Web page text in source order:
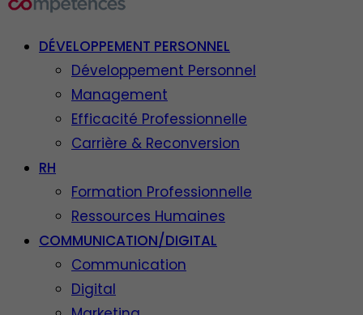
DÉVELOPPEMENT PERSONNEL
Développement Personnel
Management
Efficacité Professionnelle
Carrière & Reconversion
RH
Formation Professionnelle
Ressources Humaines
COMMUNICATION/DIGITAL
Communication
Digital